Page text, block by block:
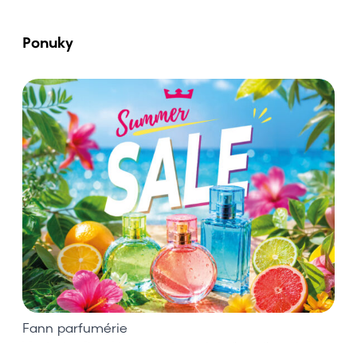
Ponuky
V
y
c
h
u
t
n
a
j
t
e
s
lFann parfumérie